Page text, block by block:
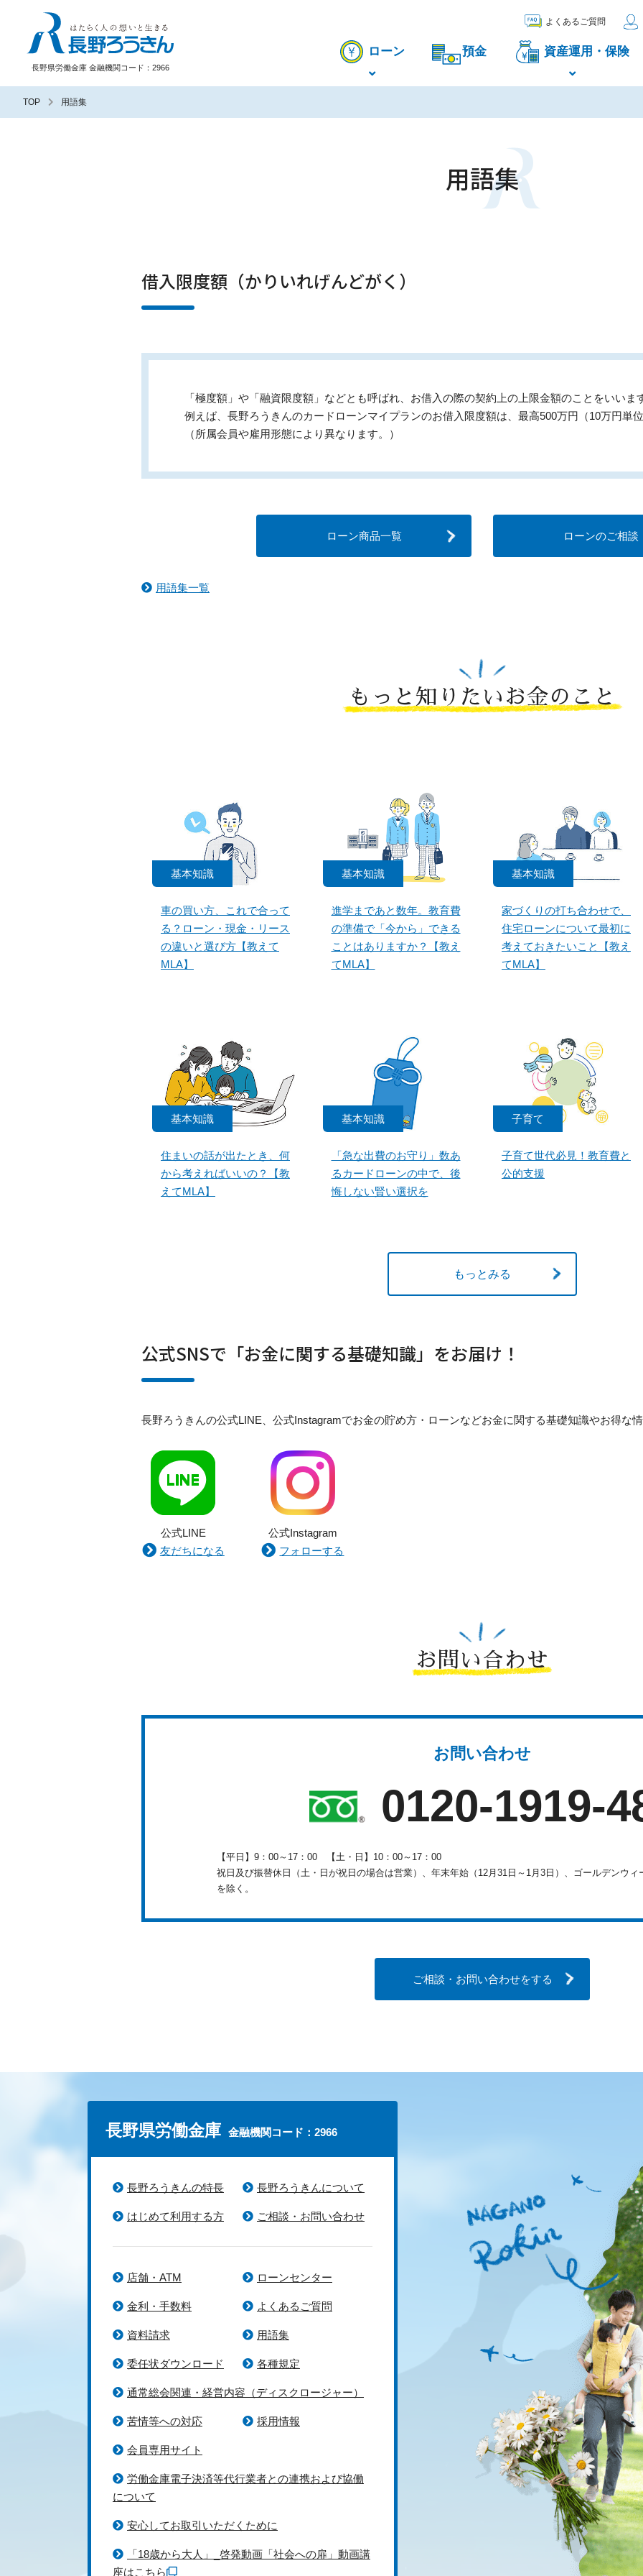
長野県労働金庫 金融機関コード：2966
ローン 預金 資産運用・保険
よくあるご質問
TOP 用語集
用語集
借入限度額（かりいれげんどがく）
「極度額」や「融資限度額」などとも呼ばれ、お借入の際の契約上の上限金額のことをいいま
例えば、長野ろうきんのカードローンマイプランのお借入限度額は、最高500万円（10万円単
（所属会員や雇用形態により異なります。）
ローン商品一覧 ローンのご相談
用語集一覧
もっと知りたいお金のこと
基本知識
車の買い方、これで合って
る？ローン・現金・リース
の違いと選び方【教えて
MLA】
基本知識
進学まであと数年。教育費
の準備で「今から」できる
ことはありますか？【教え
てMLA】
基本知識
家づくりの打ち合わせで、
住宅ローンについて最初に
考えておきたいこと【教え
てMLA】
基本知識
住まいの話が出たとき、何
から考えればいいの？【教
えてMLA】
基本知識
「急な出費のお守り」数あ
るカードローンの中で、後
悔しない賢い選択を
子育て
子育て世代必見！教育費と
公的支援
もっとみる
公式SNSで「お金に関する基礎知識」をお届け！
長野ろうきんの公式LINE、公式Instagramでお金の貯め方・ローンなどお金に関する基礎知識やお得な情
公式LINE
友だちになる
公式Instagram
フォローする
お問い合わせ
お問い合わせ
0120-1919-
【平日】9：00～17：00
【土・日】10：00～17：00
祝日及び振替休日（土・日が祝日の場合は営業）、年末年始（12月31日～1月3日）、ゴールデンウィ
を除く。
ご相談・お問い合わせをする
長野県労働金庫 金融機関コード：2966
長野ろうきんの特長 長野ろうきんについて
はじめて利用する方 ご相談・お問い合わせ
店舗・ATM ローンセンター
金利・手数料 よくあるご質問
資料請求 用語集
委任状ダウンロード 各種規定
通常総会関連・経営内容（ディスクロージャー）
苦情等への対応 採用情報
会員専用サイト
労働金庫電子決済等代行業者との連携および協働
について
安心してお取引いただくために
「18歳から大人」_啓発動画「社会への扉」動画講
座はこちら